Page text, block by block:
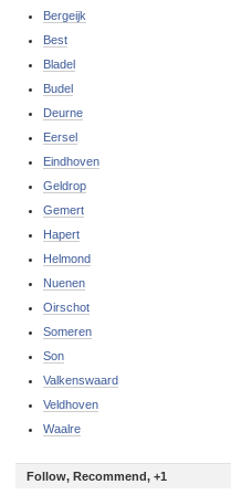
Bergeijk
Best
Bladel
Budel
Deurne
Eersel
Eindhoven
Geldrop
Gemert
Hapert
Helmond
Nuenen
Oirschot
Someren
Son
Valkenswaard
Veldhoven
Waalre
Follow, Recommend, +1